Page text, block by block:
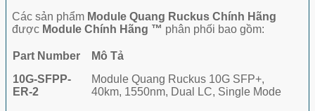
Các sản phẩm Module Quang Ruckus Chính Hãng
được Module Chính Hãng ™ phân phối bao gồm:
Part Number
Mô Tả
10G-SFPP-
ER-2
Module Quang Ruckus 10G SFP+,
40km, 1550nm, Dual LC, Single Mode